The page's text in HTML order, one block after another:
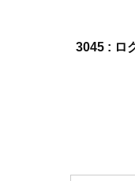
3045 : ロ